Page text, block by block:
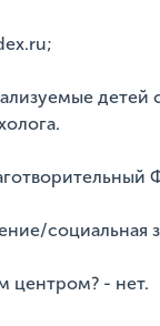
социальная
центром? - нет.